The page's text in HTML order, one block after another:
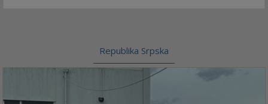
Republika Srpska